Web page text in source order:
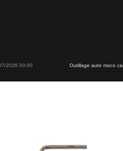
2026 00:00 Outillage auto moco